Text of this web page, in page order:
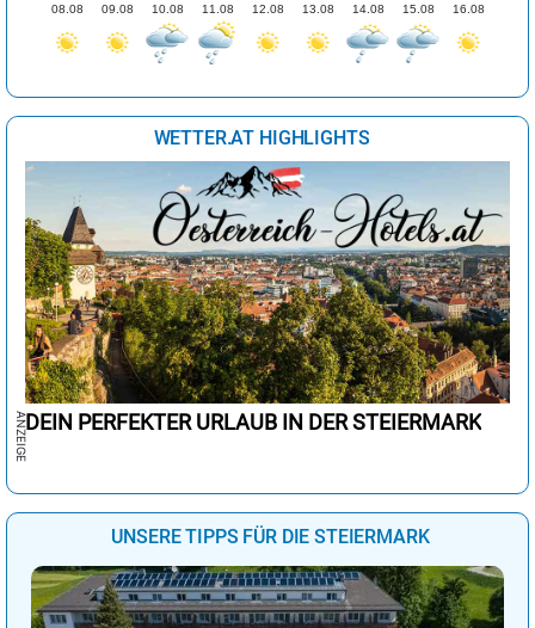
08.08 09.08 10.08 11.08 12.08 13.08 14.08 15.08 16.08
WETTER.AT HIGHLIGHTS
DEIN PERFEKTER URLAUB IN DER STEIERMARK
UNSERE TIPPS FÜR DIE STEIERMARK